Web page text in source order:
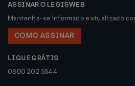
ASSINAR O LEGISWEB
Mantenha-se informado e atualizado
COMO ASSINAR
LIGUE GRÁTIS
0800 202 5544